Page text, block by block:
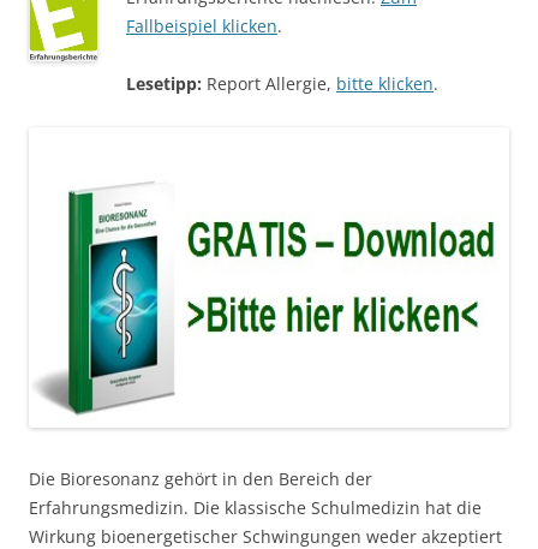
Fallbeispiel klicken.
Lesetipp: Report Allergie, bitte klicken.
Die Bioresonanz gehört in den Bereich der
Erfahrungsmedizin. Die klassische Schulmedizin hat die
Wirkung bioenergetischer Schwingungen weder akzeptiert